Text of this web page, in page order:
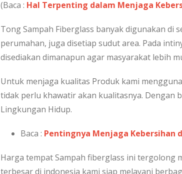
(Baca : Hal Terpenting dalam Menjaga
Tong Sampah Fiberglass banyak digunakan di
perumahan, juga disetiap sudut area. Pada
disediakan dimanapun agar masyarakat lebih
Untuk menjaga kualitas Produk kami
tidak perlu khawatir akan kualitasnya. Dengan
Lingkungan Hidup.
Baca : Pentingnya Menjaga Kebersihan
Harga tempat Sampah fiberglass ini tergolong
terbesar di indonesia kami siap melayani